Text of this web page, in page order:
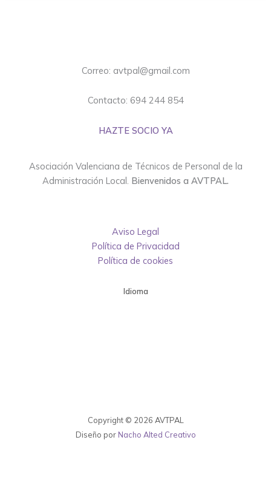
Correo: avtpal@gmail.com
Contacto: 694 244 854
HAZTE SOCIO YA
Asociación Valenciana de Técnicos de Personal de la
Administración Local. Bienvenidos a AVTPAL.
Aviso Legal
Política de Privacidad
Política de cookies
Idioma
Copyright © 2026 AVTPAL
Diseño por Nacho Alted Creativo